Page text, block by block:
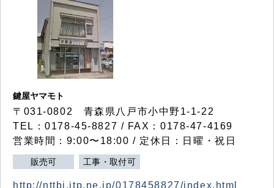
鍵屋ヤマモト
〒031-0802 青森県八戸市小中野1-1-22
TEL：0178-45-8827 / FAX：0178-47-4169
営業時間：9:00〜18:00 / 定休日：日曜・祝日
販売可 工事・取付可
http://nttbj.itp.ne.jp/0178458827/index.html